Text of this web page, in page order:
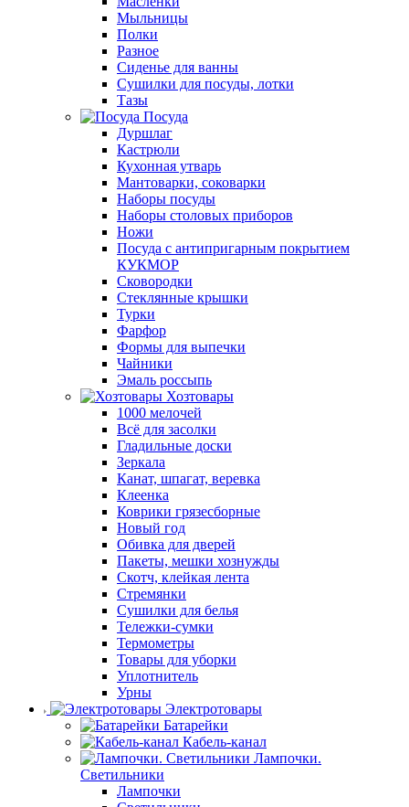
Мыльницы
Полки
Разное
Сиденье для ванны
Сушилки для посуды, лотки
Тазы
Посуда
Дуршлаг
Кастрюли
Кухонная утварь
Мантоварки, соковарки
Наборы посуды
Наборы столовых приборов
Ножи
Посуда с антипригарным покрытием
КУКМОР
Сковородки
Стеклянные крышки
Турки
Фарфор
Формы для выпечки
Чайники
Эмаль россыпь
Хозтовары
1000 мелочей
Всё для засолки
Гладильные доски
Зеркала
Канат, шпагат, веревка
Клеенка
Коврики грязесборные
Новый год
Обивка для дверей
Пакеты, мешки хознужды
Скотч, клейкая лента
Стремянки
Сушилки для белья
Тележки-сумки
Термометры
Товары для уборки
Уплотнитель
Урны
Электротовары
Батарейки
Кабель-канал
Лампочки.
Светильники
Лампочки